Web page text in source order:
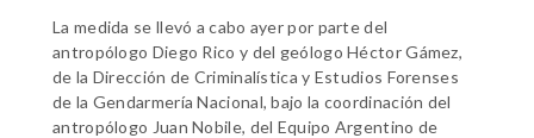
La medida se llevó a cabo ayer por parte del
antropólogo Diego Rico y del geólogo Héctor Gámez,
de la Dirección de Criminalística y Estudios Forenses
de la Gendarmería Nacional, bajo la coordinación del
antropólogo Juan Nobile, del Equipo Argentino de